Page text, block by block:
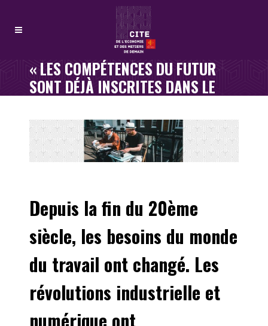
« LES COMPÉTENCES DU FUTUR
SONT DÉJÀ INSCRITES DANS LE
Depuis la fin du 20ème
siècle, les besoins du monde
du travail ont changé. Les
révolutions industrielle et
numérique ont